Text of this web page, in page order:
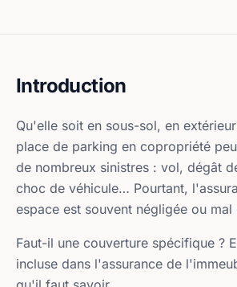
Introduction
Qu'elle soit en sous-sol, en
place de parking en copropriété
de nombreux sinistres : vol, dégât
choc de véhicule… Pourtant,
espace est souvent négligée ou mal
Faut-il une couverture spécifique ?
incluse dans l'assurance de